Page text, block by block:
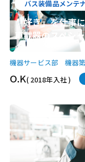
バス装備品メンテ
「好き」を仕事
車載器のスペシャ
機器サービス部 機器
O.K( 2018年入社 )